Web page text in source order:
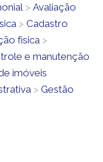
> Avaliação
> Cadastro
fìsica >
e manutenção
imóveis
> Gestão